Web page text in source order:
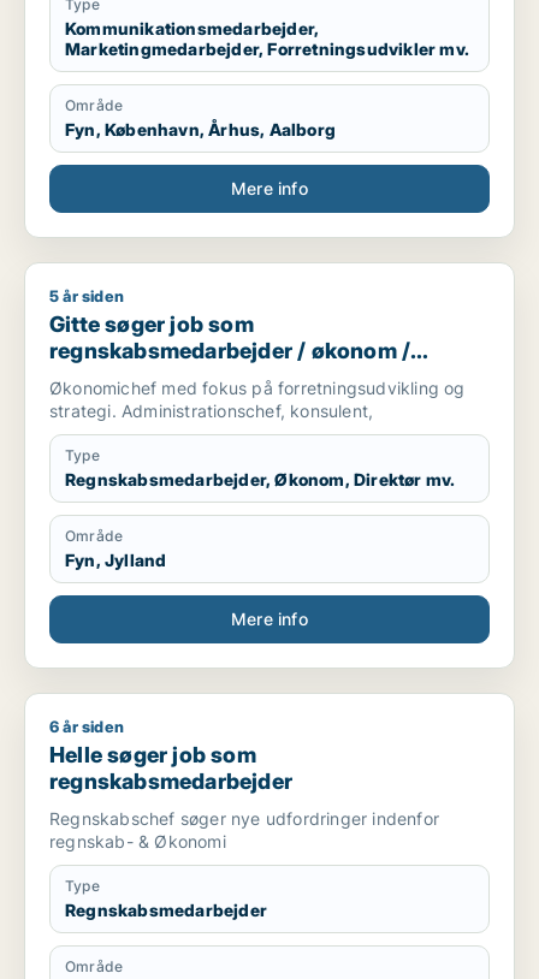
Type
Kommunikationsmedarbejder,
Marketingmedarbejder, Forretningsudvikler mv.
Område
Fyn, København, Århus, Aalborg
Mere info
Gitte søger job som regnskabsmedarbejder / økonom /
5 år siden
Gitte søger job som
regnskabsmedarbejder / økonom /
direktør / hr-chef / lønspecialist
Økonomichef med fokus på forretningsudvikling og
strategi. Administrationschef, konsulent,
Type
Regnskabsmedarbejder, Økonom, Direktør mv.
Område
Fyn, Jylland
Mere info
Helle søger job som regnskabsmedarbejder
6 år siden
Helle søger job som
regnskabsmedarbejder
Regnskabschef søger nye udfordringer indenfor
regnskab- & Økonomi
Type
Regnskabsmedarbejder
Område